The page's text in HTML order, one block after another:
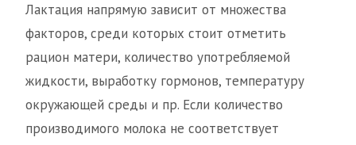
Лактация напрямую зависит от множества
факторов, среди которых стоит отметить
рацион матери, количество употребляемой
жидкости, выработку гормонов, температуру
окружающей среды и пр. Если количество
производимого молока не соответствует